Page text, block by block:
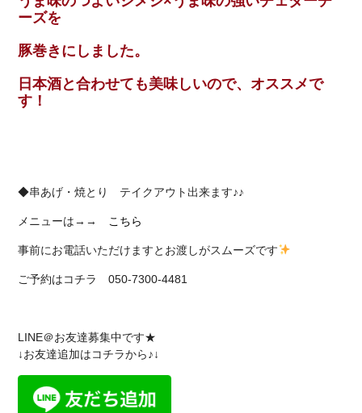
ーズを
豚巻きにしました。
日本酒と合わせても美味しいので、オススメで
す！
◆串あげ・焼とり テイクアウト出来ます♪♪
メニューは→→ こちら
事前にお電話いただけますとお渡しがスムーズです
ご予約はコチラ 050-7300-4481
LINE＠お友達募集中です★
↓お友達追加はコチラから♪↓